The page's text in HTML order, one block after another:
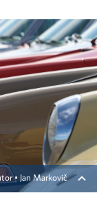
▪ Jan Markovič